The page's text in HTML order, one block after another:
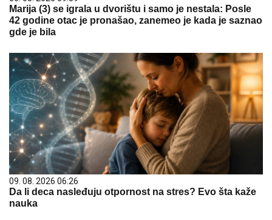
Marija (3) se igrala u dvorištu i samo je nestala: Posle
42 godine otac je pronašao, zanemeo je kada je saznao
gde je bila
09. 08. 2026 06:26
Da li deca nasleđuju otpornost na stres? Evo šta kaže
nauka